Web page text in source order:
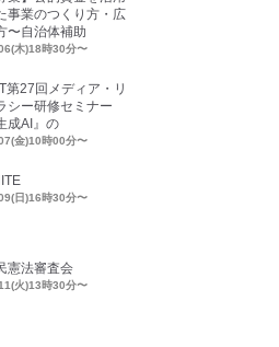
事業のつくり方・広
〜自治体補助
木)18時30分〜
第27回メディア・リ
シー研修セミナー
成AI』の
金)10時00分〜
日)16時30分〜
憲法審査会
火)13時30分〜